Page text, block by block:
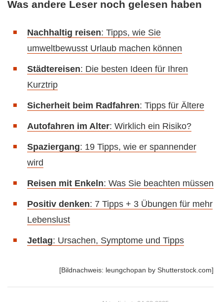
Was andere Leser noch gelesen haben
Nachhaltig reisen: Tipps, wie Sie
umweltbewusst Urlaub machen können
Städtereisen: Die besten Ideen für Ihren
Kurztrip
Sicherheit beim Radfahren: Tipps für Ältere
Autofahren im Alter: Wirklich ein Risiko?
Spaziergang: 19 Tipps, wie er spannender
wird
Reisen mit Enkeln: Was Sie beachten müssen
Positiv denken: 7 Tipps + 3 Übungen für mehr
Lebenslust
Jetlag: Ursachen, Symptome und Tipps
[Bildnachweis: leungchopan by Shutterstock.com]